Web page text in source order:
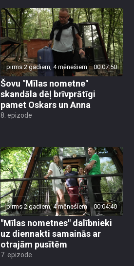
pirms 2 gadiem, 4 mēnešiem 00:07:50
Šovu "Mīlas nometne"
skandāla dēļ brīvprātīgi
pamet Oskars un Anna
8. epizode
pirms 2 gadiem, 4 mēnešiem 00:04:40
"Mīlas nometnes" dalībnieki
uz diennakti samainās ar
otrajām pusītēm
7. epizode